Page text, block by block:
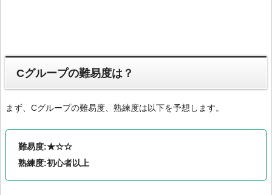
Cグループの難易度は？
まず、Cグループの難易度、熟練度は以下を予想します。
難易度:★☆☆
熟練度:初心者以上